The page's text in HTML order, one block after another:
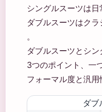
シングルスーツは日
ダブルスーツはク
。
ダブルスーツとシ
3つのポイント、一
フォーマル度と汎用
ダブ